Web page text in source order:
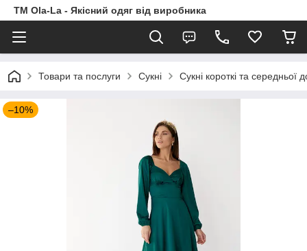
TM Ola-La - Якісний одяг від виробника
Товари та послуги Сукні Сукні короткі та середньої
–10%